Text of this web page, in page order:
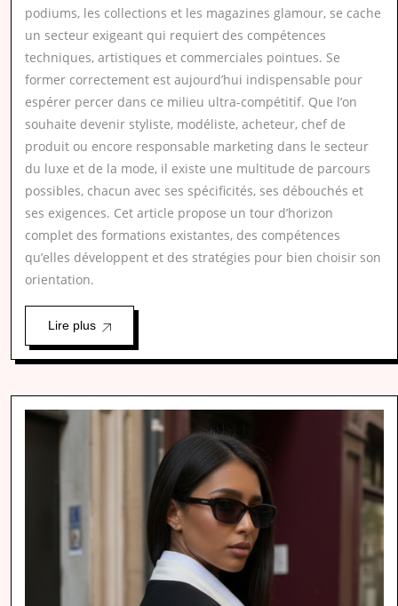
podiums, les collections et les magazines glamour, se cache
un secteur exigeant qui requiert des compétences
techniques, artistiques et commerciales pointues. Se
former correctement est aujourd’hui indispensable pour
espérer percer dans ce milieu ultra-compétitif. Que l’on
souhaite devenir styliste, modéliste, acheteur, chef de
produit ou encore responsable marketing dans le secteur
du luxe et de la mode, il existe une multitude de parcours
possibles, chacun avec ses spécificités, ses débouchés et
ses exigences. Cet article propose un tour d’horizon
complet des formations existantes, des compétences
qu’elles développent et des stratégies pour bien choisir son
orientation.
Lire plus